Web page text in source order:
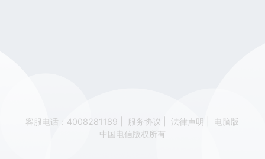
客服电话：4008281189 服务协议 法律声明
电脑版
中国电信版权所有